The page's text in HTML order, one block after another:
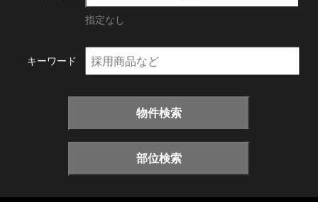
指定なし
キーワード
物件検索
部位検索